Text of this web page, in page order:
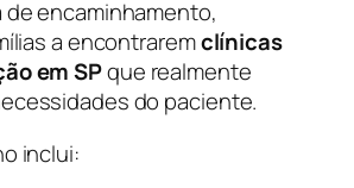
encaminhamento,
a encontraremclínicas
em SPque realmente
do paciente.
inclui: